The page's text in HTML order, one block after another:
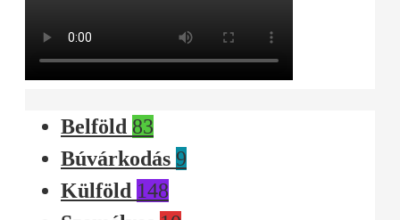
Belföld 83
Búvárkodás 9
Külföld 148